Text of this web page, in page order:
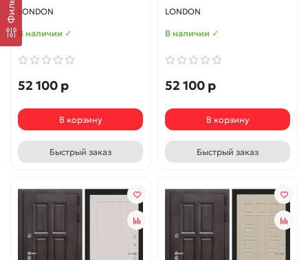
LONDON
В наличии ✓
52 100 р
В корзину
Быстрый заказ
LONDON
В наличии ✓
52 100 р
В корзину
Быстрый заказ